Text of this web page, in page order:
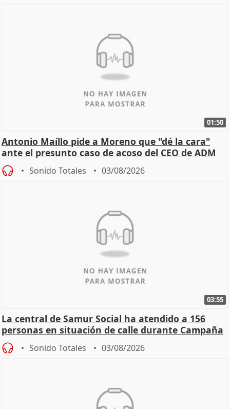
01:50
Antonio Maíllo pide a Moreno que "dé la cara"
ante el presunto caso de acoso del CEO de ADM
Sonido Totales 03/08/2026
03:55
La central de Samur Social ha atendido a 156
personas en situación de calle durante Campaña
de Calor
Sonido Totales 03/08/2026